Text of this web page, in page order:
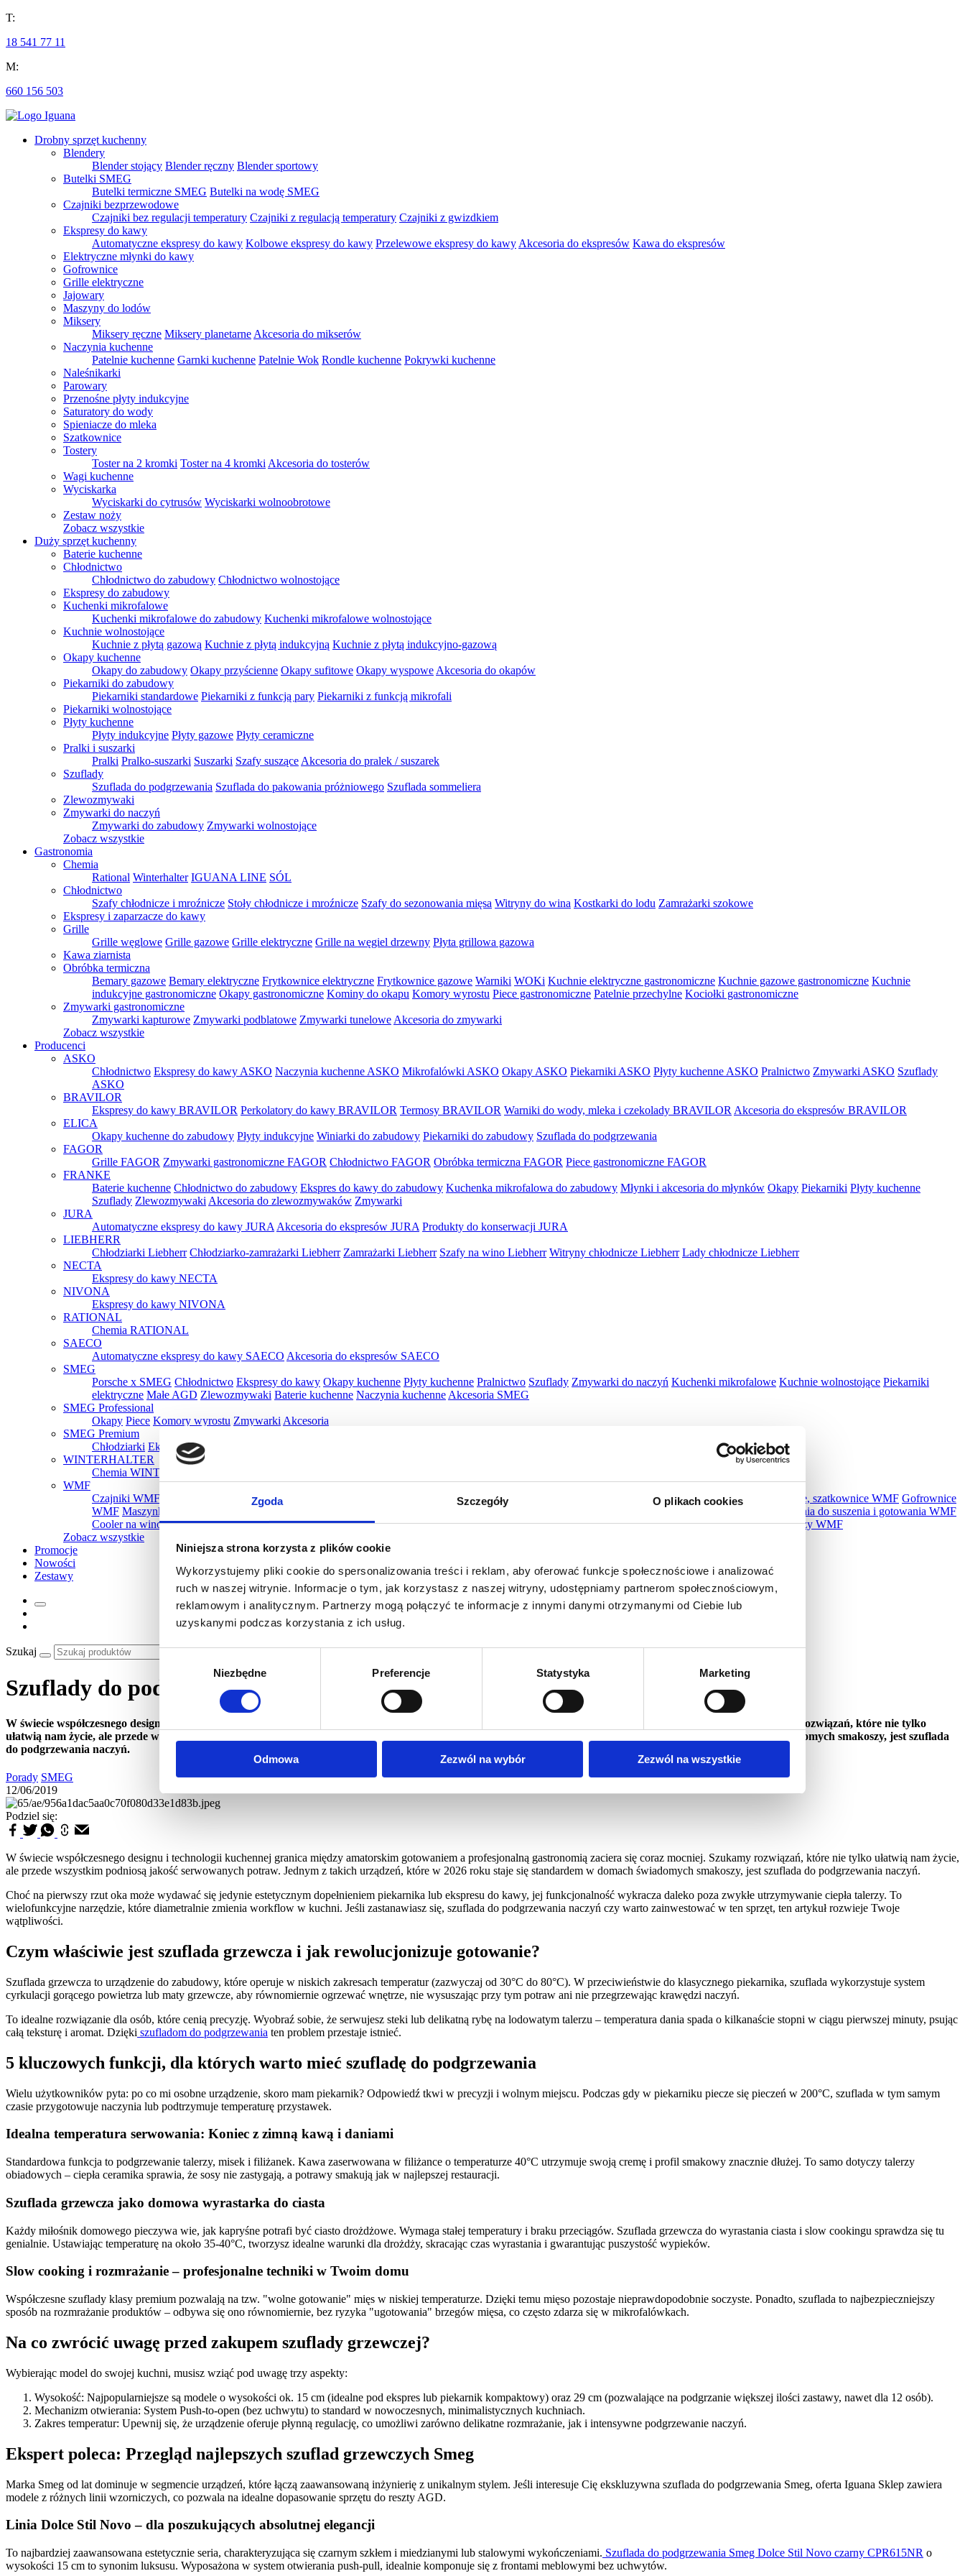
Zgoda Szczegóły O plikach cookies
Niniejsza strona korzysta z plików cookie
Wykorzystujemy pliki cookie do spersonalizowania treści i reklam, aby oferować funkcje społecznościowe i analizować
ruch w naszej witrynie. Informacje o tym, jak korzystasz z naszej witryny, udostępniamy partnerom społecznościowym,
reklamowym i analitycznym. Partnerzy mogą połączyć te informacje z innymi danymi otrzymanymi od Ciebie lub
uzyskanymi podczas korzystania z ich usług.
Niezbędne Preferencje Statystyka Marketing
Odmowa Zezwól na wybór Zezwól na wszystkie
T:
18 541 77 11
M:
660 156 503
Drobny sprzęt kuchenny
Blendery
Blender stojący Blender ręczny Blender sportowy
Butelki SMEG
Butelki termiczne SMEG Butelki na wodę SMEG
Czajniki bezprzewodowe
Czajniki bez regulacji temperatury Czajniki z regulacją temperatury Czajniki z gwizdkiem
Ekspresy do kawy
Automatyczne ekspresy do kawy Kolbowe ekspresy do kawy Przelewowe ekspresy do kawy Akcesoria do ekspresów Kawa do ekspresów
Elektryczne młynki do kawy
Gofrownice
Grille elektryczne
Jajowary
Maszyny do lodów
Miksery
Miksery ręczne Miksery planetarne Akcesoria do mikserów
Naczynia kuchenne
Patelnie kuchenne Garnki kuchenne Patelnie Wok Rondle kuchenne Pokrywki kuchenne
Naleśnikarki
Parowary
Przenośne płyty indukcyjne
Saturatory do wody
Spieniacze do mleka
Szatkownice
Tostery
Toster na 2 kromki Toster na 4 kromki Akcesoria do tosterów
Wagi kuchenne
Wyciskarka
Wyciskarki do cytrusów Wyciskarki wolnoobrotowe
Zestaw noży
Zobacz wszystkie
Duży sprzęt kuchenny
Baterie kuchenne
Chłodnictwo
Chłodnictwo do zabudowy Chłodnictwo wolnostojące
Ekspresy do zabudowy
Kuchenki mikrofalowe
Kuchenki mikrofalowe do zabudowy Kuchenki mikrofalowe wolnostojące
Kuchnie wolnostojące
Kuchnie z płytą gazową Kuchnie z płytą indukcyjną Kuchnie z płytą indukcyjno-gazową
Okapy kuchenne
Okapy do zabudowy Okapy przyścienne Okapy sufitowe Okapy wyspowe Akcesoria do okapów
Piekarniki do zabudowy
Piekarniki standardowe Piekarniki z funkcją pary Piekarniki z funkcją mikrofali
Piekarniki wolnostojące
Płyty kuchenne
Płyty indukcyjne Płyty gazowe Płyty ceramiczne
Pralki i suszarki
Pralki Pralko-suszarki Suszarki Szafy suszące Akcesoria do pralek / suszarek
Szuflady
Szuflada do podgrzewania Szuflada do pakowania próżniowego Szuflada sommeliera
Zlewozmywaki
Zmywarki do naczyń
Zmywarki do zabudowy Zmywarki wolnostojące
Zobacz wszystkie
Gastronomia
Chemia
Rational Winterhalter IGUANA LINE SÓL
Chłodnictwo
Szafy chłodnicze i mroźnicze Stoły chłodnicze i mroźnicze Szafy do sezonowania mięsa Witryny do wina Kostkarki do lodu Zamrażarki szokowe
Ekspresy i zaparzacze do kawy
Grille
Grille węglowe Grille gazowe Grille elektryczne Grille na węgiel drzewny Płyta grillowa gazowa
Kawa ziarnista
Obróbka termiczna
Bemary gazowe Bemary elektryczne Frytkownice elektryczne Frytkownice gazowe Warniki WOKi Kuchnie elektryczne gastronomiczne Kuchnie gazowe gastronomiczne Kuchnie
indukcyjne gastronomiczne Okapy gastronomiczne Kominy do okapu Komory wyrostu Piece gastronomiczne Patelnie przechylne Kociołki gastronomiczne
Zmywarki gastronomiczne
Zmywarki kapturowe Zmywarki podblatowe Zmywarki tunelowe Akcesoria do zmywarki
Zobacz wszystkie
Producenci
ASKO
Chłodnictwo Ekspresy do kawy ASKO Naczynia kuchenne ASKO Mikrofalówki ASKO Okapy ASKO Piekarniki ASKO Płyty kuchenne ASKO Pralnictwo Zmywarki ASKO Szuflady
ASKO
BRAVILOR
Ekspresy do kawy BRAVILOR Perkolatory do kawy BRAVILOR Termosy BRAVILOR Warniki do wody, mleka i czekolady BRAVILOR Akcesoria do ekspresów BRAVILOR
ELICA
Okapy kuchenne do zabudowy Płyty indukcyjne Winiarki do zabudowy Piekarniki do zabudowy Szuflada do podgrzewania
FAGOR
Grille FAGOR Zmywarki gastronomiczne FAGOR Chłodnictwo FAGOR Obróbka termiczna FAGOR Piece gastronomiczne FAGOR
FRANKE
Baterie kuchenne Chłodnictwo do zabudowy Ekspres do kawy do zabudowy Kuchenka mikrofalowa do zabudowy Młynki i akcesoria do młynków Okapy Piekarniki Płyty kuchenne
Szuflady Zlewozmywaki Akcesoria do zlewozmywaków Zmywarki
JURA
Automatyczne ekspresy do kawy JURA Akcesoria do ekspresów JURA Produkty do konserwacji JURA
LIEBHERR
Chłodziarki Liebherr Chłodziarko-zamrażarki Liebherr Zamrażarki Liebherr Szafy na wino Liebherr Witryny chłodnicze Liebherr Lady chłodnicze Liebherr
NECTA
Ekspresy do kawy NECTA
NIVONA
Ekspresy do kawy NIVONA
RATIONAL
Chemia RATIONAL
SAECO
Automatyczne ekspresy do kawy SAECO Akcesoria do ekspresów SAECO
SMEG
Porsche x SMEG Chłodnictwo Ekspresy do kawy Okapy kuchenne Płyty kuchenne Pralnictwo Szuflady Zmywarki do naczyń Kuchenki mikrofalowe Kuchnie wolnostojące Piekarniki
elektryczne Małe AGD Zlewozmywaki Baterie kuchenne Naczynia kuchenne Akcesoria SMEG
SMEG Professional
Okapy Piece Komory wyrostu Zmywarki Akcesoria
SMEG Premium
Chłodziarki Ekspresy Kuchenki mikrofalowe
WINTERHALTER
Chemia WINTERHALTER
WMF
Czajniki WMF
Parowary WMF Wyciskarki WMF Roboty kuchenne, miksery WMF Krajalnice, szatkownice WMF Gofrownice
WMF Maszynki do lodów WMF Ekspresy do kawy WMF Młynki do kawy WMF Płyty indukcyjne WMF
Urządzenia do suszenia i gotowania WMF
Cooler na wino WMF Pakowarki i zgrzewarki WMF Naleśnikarki WMF Spieniacze do mleka WMF Płyty snack master WMFAkcesoria WMF Zestawy noży WMF
Zobacz wszystkie
Promocje
Nowości
Zestawy
Szukaj
Szuflady do podgrzewania naczyń - praktyczne rozwiązanie dla gastronomii
W świecie współczesnego designu i technologii kuchennej granica między amatorskim gotowaniem a profesjonalną gastronomią zaciera się coraz mocniej. Szukamy rozwiązań, które nie tylko
ułatwią nam życie, ale przede wszystkim podniosą jakość serwowanych potraw. Jednym z takich urządzeń, które w 2026 roku staje się standardem w domach świadomych smakoszy, jest szuflada
do podgrzewania naczyń.
Porady SMEG
12/06/2019
Podziel się:
W świecie współczesnego designu i technologii kuchennej granica między amatorskim gotowaniem a profesjonalną gastronomią zaciera się coraz mocniej. Szukamy rozwiązań, które nie tylko ułatwią nam życie,
ale przede wszystkim podniosą jakość serwowanych potraw. Jednym z takich urządzeń, które w 2026 roku staje się standardem w domach świadomych smakoszy, jest szuflada do podgrzewania naczyń.
Choć na pierwszy rzut oka może wydawać się jedynie estetycznym dopełnieniem piekarnika lub ekspresu do kawy, jej funkcjonalność wykracza daleko poza zwykłe utrzymywanie ciepła talerzy. To
wielofunkcyjne narzędzie, które diametralnie zmienia workflow w kuchni. Jeśli zastanawiasz się, szuflada do podgrzewania naczyń czy warto zainwestować w ten sprzęt, ten artykuł rozwieje Twoje
wątpliwości.
Czym właściwie jest szuflada grzewcza i jak rewolucjonizuje gotowanie?
Szuflada grzewcza to urządzenie do zabudowy, które operuje w niskich zakresach temperatur (zazwyczaj od 30°C do 80°C). W przeciwieństwie do klasycznego piekarnika, szuflada wykorzystuje system
cyrkulacji gorącego powietrza lub maty grzewcze, aby równomiernie ogrzewać wnętrze, nie wysuszając przy tym potraw ani nie przegrzewając krawędzi naczyń.
To idealne rozwiązanie dla osób, które cenią precyzję. Wyobraź sobie, że serwujesz steki lub delikatną rybę na lodowatym talerzu – temperatura dania spada o kilkanaście stopni w ciągu pierwszej minuty, psując
całą teksturę i aromat. Dzięki szufladom do podgrzewania ten problem przestaje istnieć.
5 kluczowych funkcji, dla których warto mieć szufladę do podgrzewania
Wielu użytkowników pyta: po co mi osobne urządzenie, skoro mam piekarnik? Odpowiedź tkwi w precyzji i wolnym miejscu. Podczas gdy w piekarniku piecze się pieczeń w 200°C, szuflada w tym samym
czasie przygotowuje naczynia lub podtrzymuje temperaturę przystawek.
Idealna temperatura serwowania: Koniec z zimną kawą i daniami
Standardowa funkcja to podgrzewanie talerzy, misek i filiżanek. Kawa zaserwowana w filiżance o temperaturze 40°C utrzymuje swoją cremę i profil smakowy znacznie dłużej. To samo dotyczy talerzy
obiadowych – ciepła ceramika sprawia, że sosy nie zastygają, a potrawy smakują jak w najlepszej restauracji.
Szuflada grzewcza jako domowa wyrastarka do ciasta
Każdy miłośnik domowego pieczywa wie, jak kapryśne potrafi być ciasto drożdżowe. Wymaga stałej temperatury i braku przeciągów. Szuflada grzewcza do wyrastania ciasta i slow cookingu sprawdza się tu
genialnie. Ustawiając temperaturę na około 35-40°C, tworzysz idealne warunki dla drożdży, skracając czas wyrastania i gwarantując puszystość wypieków.
Slow cooking i rozmrażanie – profesjonalne techniki w Twoim domu
Współczesne szuflady klasy premium pozwalają na tzw. "wolne gotowanie" mięs w niskiej temperaturze. Dzięki temu mięso pozostaje nieprawdopodobnie soczyste. Ponadto, szuflada to najbezpieczniejszy
sposób na rozmrażanie produktów – odbywa się ono równomiernie, bez ryzyka "ugotowania" brzegów mięsa, co często zdarza się w mikrofalówkach.
Na co zwrócić uwagę przed zakupem szuflady grzewczej?
Wybierając model do swojej kuchni, musisz wziąć pod uwagę trzy aspekty:
Wysokość: Najpopularniejsze są modele o wysokości ok. 15 cm (idealne pod ekspres lub piekarnik kompaktowy) oraz 29 cm (pozwalające na podgrzanie większej ilości zastawy, nawet dla 12 osób).
Mechanizm otwierania: System Push-to-open (bez uchwytu) to standard w nowoczesnych, minimalistycznych kuchniach.
Zakres temperatur: Upewnij się, że urządzenie oferuje płynną regulację, co umożliwi zarówno delikatne rozmrażanie, jak i intensywne podgrzewanie naczyń.
Ekspert poleca: Przegląd najlepszych szuflad grzewczych Smeg
Marka Smeg od lat dominuje w segmencie urządzeń, które łączą zaawansowaną inżynierię z unikalnym stylem. Jeśli interesuje Cię ekskluzywna szuflada do podgrzewania Smeg, oferta Iguana Sklep zawiera
modele z różnych linii wzorniczych, co pozwala na idealne dopasowanie sprzętu do reszty AGD.
Linia Dolce Stil Novo – dla poszukujących absolutnej elegancji
To najbardziej zaawansowana estetycznie seria, charakteryzująca się czarnym szkłem i miedzianymi lub stalowymi wykończeniami. Szuflada do podgrzewania Smeg Dolce Stil Novo czarny CPR615NR o
wysokości 15 cm to synonim luksusu. Wyposażona w system otwierania push-pull, idealnie komponuje się z frontami meblowymi bez uchwytów.